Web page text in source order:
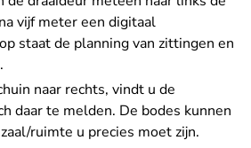
vijf meter een digitaal
staat de planning van zittingen en
naar rechts, vindt u de
daar te melden. De bodes kunnen
ruimte u precies moet zijn.